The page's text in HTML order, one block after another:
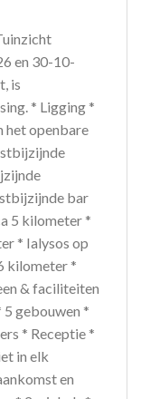
en 30-10-
is
* Ligging *
het openbare
bar
5 kilometer *
* Ialysos op
kilometer *
& faciliteiten
gebouwen *
* Receptie *
in elk
en